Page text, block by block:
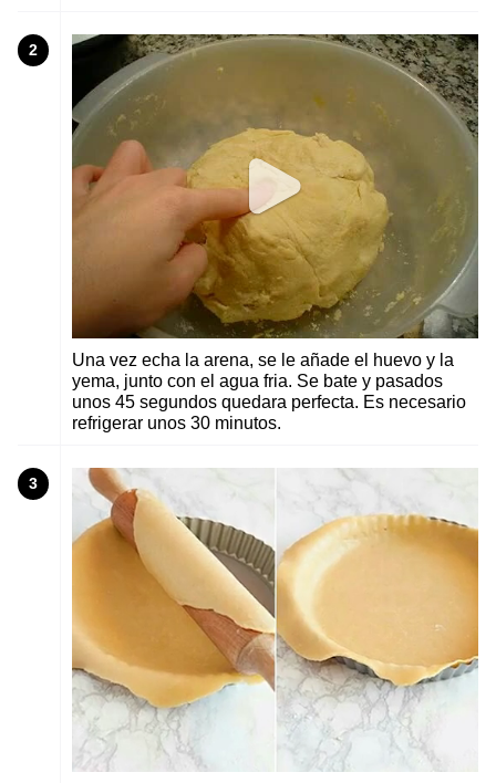
2
Una vez echa la arena, se le añade el huevo y la
yema, junto con el agua fria. Se bate y pasados
unos 45 segundos quedara perfecta. Es necesario
refrigerar unos 30 minutos.
3